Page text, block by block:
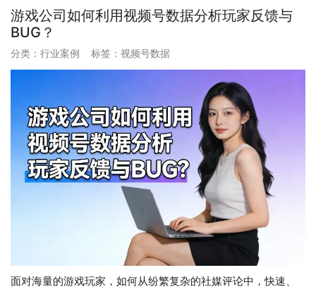
游戏公司如何利用视频号数据分析玩家反馈与
BUG？
分类： 行业案例 标签： 视频号数据
面对海量的游戏玩家，如何从纷繁复杂的社媒评论中，快速、